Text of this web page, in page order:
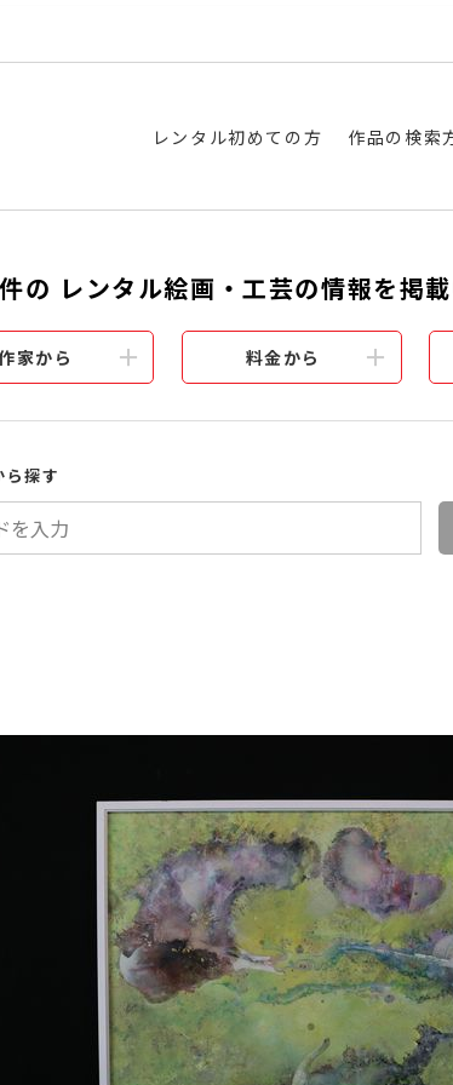
レンタル初めての方 作品の検索
件の レンタル絵画・工芸の情報を掲
家から 料金から
ら探す